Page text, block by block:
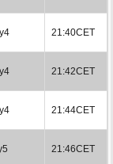
21:40CET
21:42CET
21:44CET
21:46CET